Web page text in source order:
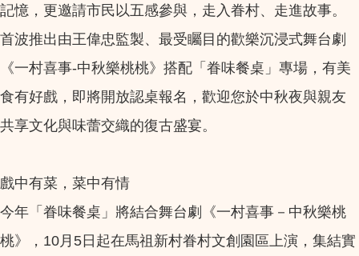
記憶，更邀請市民以五感參與，走入眷村、走進故事。
首波推出由王偉忠監製、最受矚目的歡樂沉浸式舞台劇
《一村喜事-中秋樂桃桃》搭配「眷味餐桌」專場，有美
食有好戲，即將開放認桌報名，歡迎您於中秋夜與親友
共享文化與味蕾交織的復古盛宴。
戲中有菜，菜中有情
今年「眷味餐桌」將結合舞台劇《一村喜事－中秋樂桃
桃》，10月5日起在馬祖新村眷村文創園區上演，集結實